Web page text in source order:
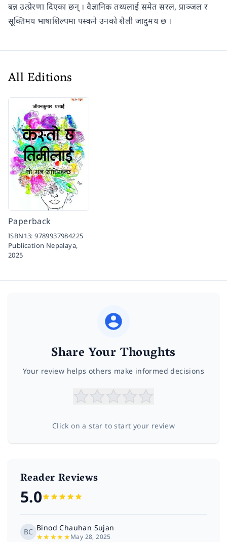
बन्न उत्प्रेरणा दिएका छन् । वैज्ञानिक तथ्यलाई समेत सरल, प्राञ्जल र
सूक्तिमय भाषाशिल्पमा पस्कने उनको शैली जादुमय छ ।
All Editions
Paperback
ISBN13:9789937984225
Publication Nepalaya,
2025
Share Your Thoughts
Your review helps others make informed decisions
Click on a star to start your review
Reader Reviews
5.0
BC Binod Chauhan Sujan
★★★★★May 28, 2025